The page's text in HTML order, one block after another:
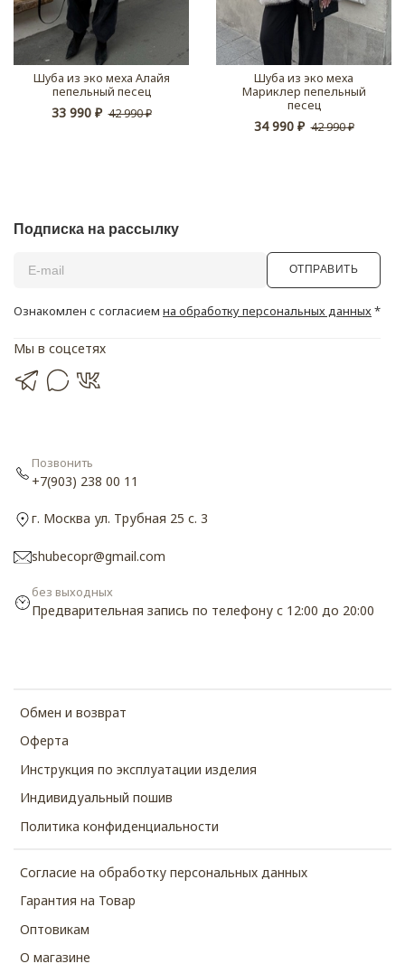
Шуба из эко меха Алайя
пепельный песец
33 990 ₽ 42 990 ₽
Шуба из эко меха
Мариклер пепельный
песец
34 990 ₽ 42 990 ₽
Подписка на рассылку
ОТПРАВИТЬ
Ознакомлен с согласием на обработку персональных данных*
Мы в соцсетях
Обмен и возврат
Оферта
Инструкция по эксплуатации изделия
Индивидуальный пошив
Политика конфиденциальности
Согласие на обработку персональных данных
Гарантия на Товар
Оптовикам
О магазине
Позвонить
+7(903) 238 00 11
г. Москва ул. Трубная 25 с. 3
shubecopr@gmail.com
без выходных
Предварительная запись по телефону с 12:00 до 20:00